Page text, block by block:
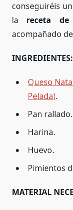
conseguiréis
la receta de
acompañado
INGREDIENTES:
Queso
Pelada).
Pan rallado.
Harina.
Huevo.
Pimientos
MATERIAL